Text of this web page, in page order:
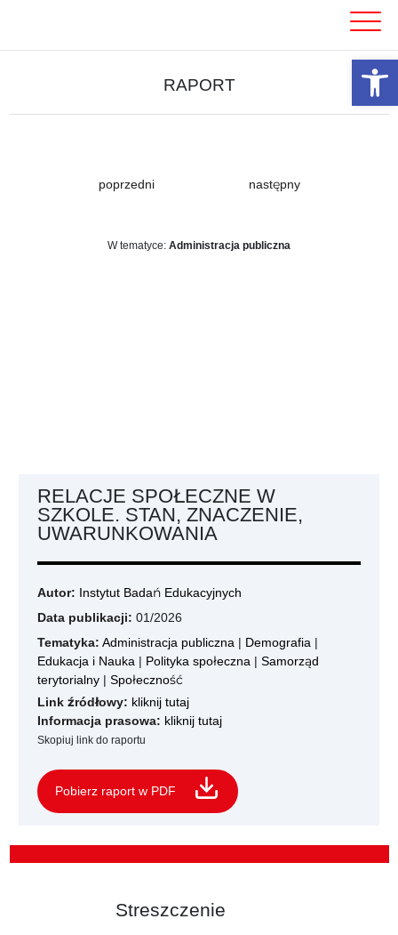
RAPORT
poprzedni następny
W tematyce: Administracja publiczna
RELACJE SPOŁECZNE W
SZKOLE. STAN, ZNACZENIE,
UWARUNKOWANIA
Autor: Instytut Badań Edukacyjnych
Data publikacji: 01/2026
Tematyka: Administracja publiczna | Demografia |
Edukacja i Nauka | Polityka społeczna | Samorząd
terytorialny | Społeczność
Link źródłowy: kliknij tutaj
Informacja prasowa: kliknij tutaj
Skopiuj link do raportu
Pobierz raport w PDF
Streszczenie